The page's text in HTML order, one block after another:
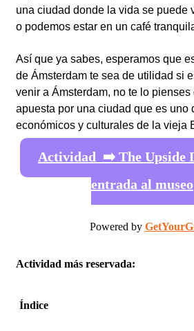
una ciudad donde la vida se puede
o podemos estar en un café
Así que ya sabes, esperamos que
de Ámsterdam te sea de utilidad si
venir a Ámsterdam, no te lo pienses
apuesta por una ciudad que es uno
económicos y culturales de la vieja
Actividad ➡️ The Upside
entrada al museo
Powered by
Actividad más reservada:
Índice